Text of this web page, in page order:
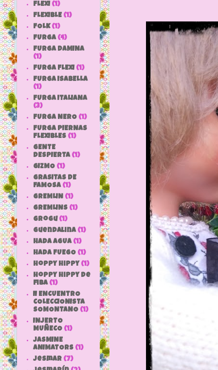
FLEXI (1)
FLEXIBLE (1)
FOLK (1)
FURGA (4)
FURGA DAMINA
(1)
FURGA FLEXI (1)
FURGA ISABELLA
(1)
FURGA ITALIANA
(3)
FURGA NERO (1)
FURGA PIERNAS
FLEXIBLES (1)
GENTE
DESPIERTA (1)
GIZMO (1)
GRASITAS DE
FAMOSA (1)
GREMLIN (1)
GREMLINS (1)
grogu (1)
Guendalina (1)
HADA AGUA (1)
HADA FUEGO (1)
hoppy hippy (1)
hoppy hippy de
fiba (1)
II ENCUENTRO
COLECCIONISTA
SOMONTANO (1)
INJERTO
MUÑECO (1)
JASMINE
ANIMATORS (1)
jesmar (7)